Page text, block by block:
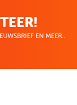
EN MEER..